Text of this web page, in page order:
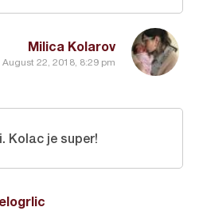
Milica Kolarov
August 22, 2018, 8:29 pm
Kolac je super!